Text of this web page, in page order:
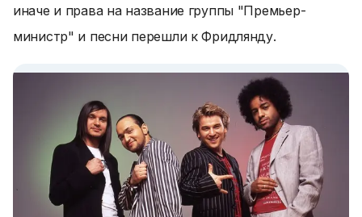
иначе и права на название группы "Премьер-
министр" и песни перешли к Фридлянду.